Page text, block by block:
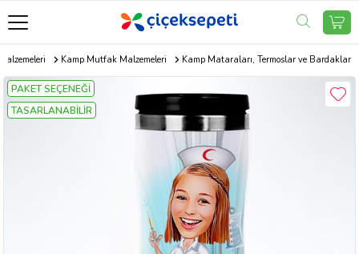
Kamp Mutfak Malzemeleri Kamp Mataraları, Termoslar ve Bardaklar
PAKET SEÇENEĞİ
TASARLANABİLİR